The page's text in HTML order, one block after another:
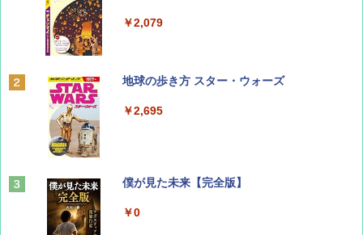
￥1,500
ディズニーファン ２０２６年 ９月号 [雑
山と溪谷 2026年8月号「南アルプス大全」
￥1,540
￥2,079
地球の歩き方 スター・ウォーズ
￥2,695
僕が見た未来【完全版】
￥0